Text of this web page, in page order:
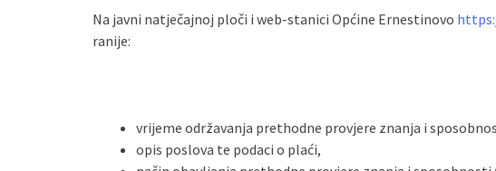
Na javni natječajnoj ploči i web-stanici Općine Ernestinovo
ranije:
vrijeme održavanja prethodne provjere znanja i
opis poslova te podaci o plaći,